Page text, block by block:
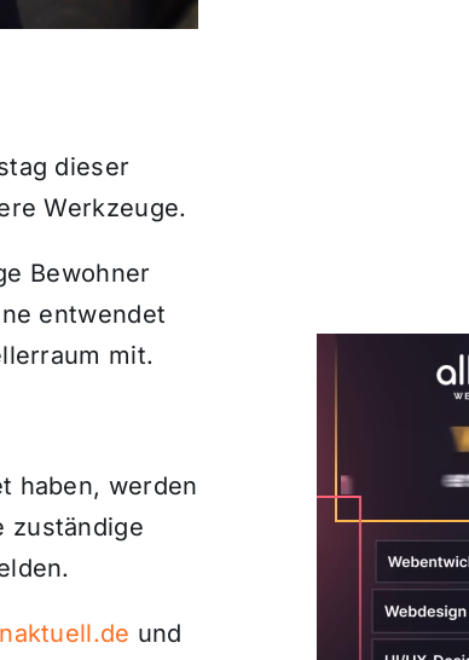
dieser
Werkzeuge.
Bewohner
entwendet
mit.
haben, werden
zuständige
und